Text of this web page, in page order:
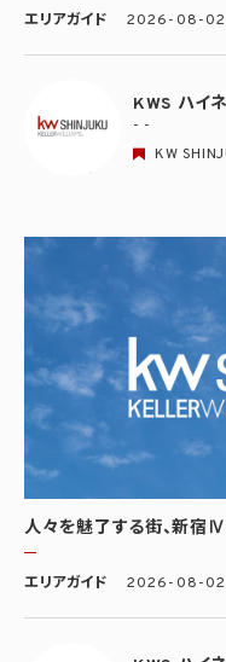
エリアガイド 2026-08-02
KWS ハイ
- -
KW
人々を魅了する街、新宿Ⅳ
エリアガイド 2026-08-02